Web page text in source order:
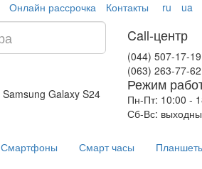
Онлайн рассрочка Контакты ru ua
Samsung Galaxy S24
Call-центр
(044) 507-17-19
(063) 263-77-62
Режим
Пн-Пт: 10:00 -
Сб-Вс:
Смартфоны Смарт часы